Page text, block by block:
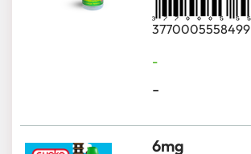
3770005558499
-
-
6mg